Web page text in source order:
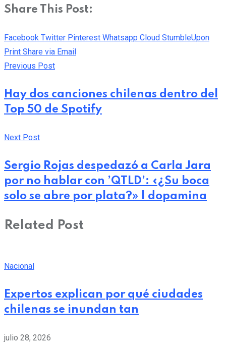
Share This Post:
Facebook Twitter Pinterest Whatsapp Cloud StumbleUpon
Print Share via Email
Previous Post
Hay dos canciones chilenas dentro del
Top 50 de Spotify
Next Post
Sergio Rojas despedazó a Carla Jara
por no hablar con ’QTLD’: «¿Su boca
solo se abre por plata?» | dopamina
Related Post
Nacional
Expertos explican por qué ciudades
chilenas se inundan tan
julio 28, 2026